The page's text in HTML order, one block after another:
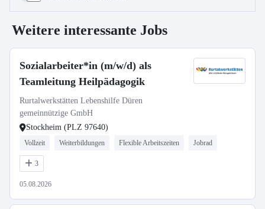
Weitere interessante Jobs
Sozialarbeiter*in (m/w/d) als
Teamleitung Heilpädagogik
Rurtalwerkstätten Lebenshilfe Düren
gemeinnützige GmbH
Stockheim (PLZ 97640)
Vollzeit Weiterbildungen Flexible Arbeitszeiten Jobrad
3
05.08.2026